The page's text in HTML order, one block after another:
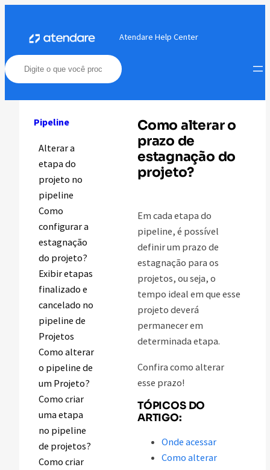
conteúdo
Atendare Help Center
Pipeline
Alterar a
etapa do
projeto no
pipeline
Como
configurar a
estagnação
do projeto?
Exibir etapas
finalizado e
cancelado no
pipeline de
Projetos
Como alterar
o pipeline de
um Projeto?
Como criar
uma etapa
no pipeline
de projetos?
Como criar
Como alterar o
prazo de
estagnação do
projeto?
Em cada etapa do
pipeline, é possível
definir um prazo de
estagnação para os
projetos, ou seja, o
tempo ideal em que esse
projeto deverá
permanecer em
determinada etapa.
Confira como alterar
esse prazo!
TÓPICOS DO
ARTIGO:
Onde acessar
Como alterar